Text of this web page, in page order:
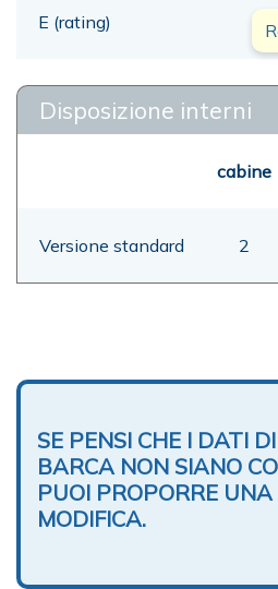
E (rating)
Disposizione interni
cabine
Versione standard 2
SE PENSI CHE I DATI
BARCA NON SIANO
PUOI PROPORRE UNA
MODIFICA.